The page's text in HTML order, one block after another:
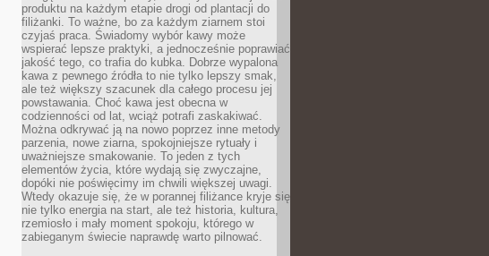
produktu na każdym etapie drogi od plantacji do
filiżanki. To ważne, bo za każdym ziarnem stoi
czyjaś praca. Świadomy wybór kawy może
wspierać lepsze praktyki, a jednocześnie poprawiać
jakość tego, co trafia do kubka. Dobrze wypalona
kawa z pewnego źródła to nie tylko lepszy smak,
ale też większy szacunek dla całego procesu jej
powstawania. Choć kawa jest obecna w
codzienności od lat, wciąż potrafi zaskakiwać.
Można odkrywać ją na nowo poprzez inne metody
parzenia, nowe ziarna, spokojniejsze rytuały i
uważniejsze smakowanie. To jeden z tych
elementów życia, które wydają się zwyczajne,
dopóki nie poświęcimy im chwili większej uwagi.
Wtedy okazuje się, że w porannej filiżance kryje się
nie tylko energia na start, ale też historia, kultura,
rzemiosło i mały moment spokoju, którego w
zabieganym świecie naprawdę warto pilnować.